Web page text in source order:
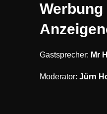
Gastsprecher: Mr
Moderator: Jürn